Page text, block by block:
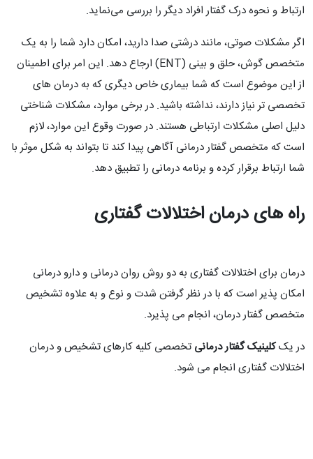
ارتباط و نحوه درک گفتار افراد دیگر را بررسی می‌نماید.
اگر مشکلات صوتی، مانند درشتی صدا دارید، امکان دارد شما را به یک
متخصص گوش، حلق و بینی (ENT) ارجاع دهد. این امر برای اطمینان
از این موضوع است که شما بیماری خاص دیگری که به درمان های
تخصصی تر نیاز دارند، نداشته باشید. در برخی موارد، مشکلات شناختی
دلیل اصلی مشکلات ارتباطی هستند. در صورت وقوع این موارد، لازم
است که متخصص گفتار درمانی آگاهی پیدا کند تا بتواند به شکل موثر با
شما ارتباط برقرار کرده و برنامه درمانی را تطبیق دهد.
راه های درمان اختلالات گفتاری
درمان برای اختلالات گفتاری به دو روش روان درمانی و دارو درمانی
امکان پذیر است که با در نظر گرفتن شدت و نوع و به علاوه تشخیص
متخصص گفتار درمان، انجام می پذیرد.
در یککلینیک گفتار درمانی تخصصی کلیه کارهای تشخیص و درمان
اختلالات گفتاری انجام می شود.